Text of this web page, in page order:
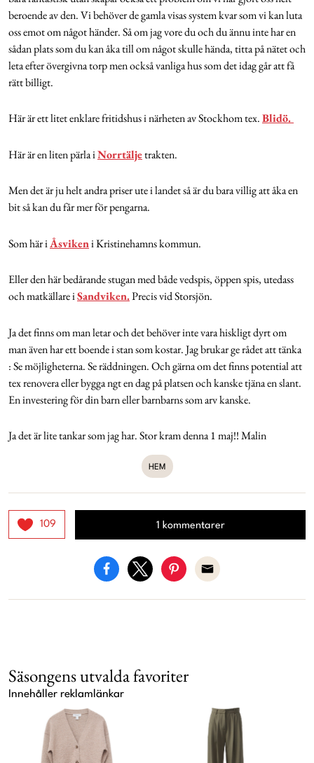
beroende av den. Vi behöver de gamla visas system kvar som vi kan luta
oss emot om något händer. Så om jag vore du och du ännu inte har en
sådan plats som du kan åka till om något skulle hända, titta på nätet och
leta efter övergivna torp men också vanliga hus som det idag går att få
rätt billigt.
Här är ett litet enklare fritidshus i närheten av Stockhom tex.Blidö.
Här är en liten pärla iNorrtäljetrakten.
Men det är ju helt andra priser ute i landet så är du bara villig att åka en
bit så kan du får mer för pengarna.
Som här iÅsvikeni Kristinehamns kommun.
Eller den här bedårande stugan med både vedspis, öppen spis, utedass
och matkällare iSandviken.Precis vid Storsjön.
Ja det finns om man letar och det behöver inte vara hiskligt dyrt om
man även har ett boende i stan som kostar. Jag brukar ge rådet att tänka
: Se möjligheterna. Se räddningen. Och gärna om det finns potential att
tex renovera eller bygga ngt en dag på platsen och kanske tjäna en slant.
En investering för din barn eller barnbarns som arv kanske.
Ja det är lite tankar som jag har. Stor kram denna 1 maj!! Malin
HEM
109 1 kommentarer
Säsongens utvalda favoriter
Innehåller reklamlänkar